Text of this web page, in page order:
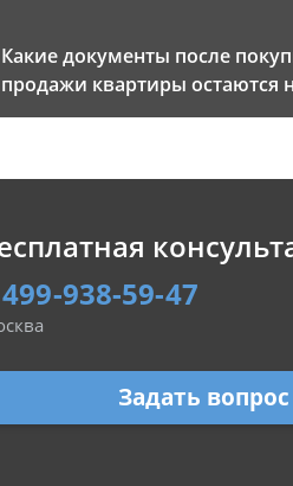
Какие документы после
продажи квартиры остаются
938-59-47
Задать вопрос